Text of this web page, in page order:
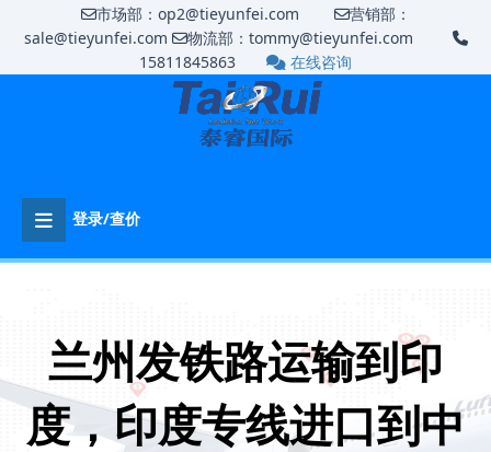
市场部：op2@tieyunfei.com
营销部：
sale@tieyunfei.com
物流部：tommy@tieyunfei.com
15811845863
在线咨询
登录/查价
兰州发铁路运输到印
度，印度专线进口到中